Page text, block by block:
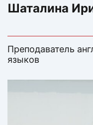
Шаталина
Преподаватель
языков